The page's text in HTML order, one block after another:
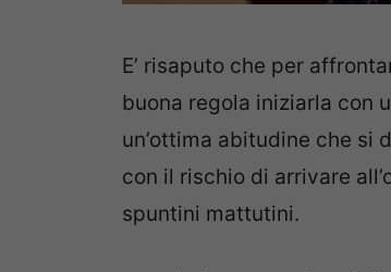
E’ risaputo che per
buona regola iniziarla con
un’ottima abitudine che si
con il rischio di arrivare
spuntini mattutini.